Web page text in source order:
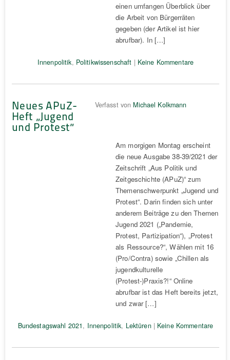
einen umfangen Überblick über
die Arbeit von Bürgerräten
gegeben (der Artikel ist hier
abrufbar). In […]
Innenpolitik, Politikwissenschaft | Keine Kommentare
Neues APuZ-
Heft „Jugend
und Protest“
Verfasst von Michael Kolkmann
Am morgigen Montag erscheint
die neue Ausgabe 38-39/2021 der
Zeitschrift „Aus Politik und
Zeitgeschichte (APuZ)“ zum
Themenschwerpunkt „Jugend und
Protest“. Darin finden sich unter
anderem Beiträge zu den Themen
Jugend 2021 („Pandemie,
Protest, Partizipation“), „Protest
als Ressource?“, Wählen mit 16
(Pro/Contra) sowie „Chillen als
jugendkulturelle
(Protest-)Praxis?!“ Online
abrufbar ist das Heft bereits jetzt,
und zwar […]
Bundestagswahl 2021, Innenpolitik, Lektüren| Keine Kommentare